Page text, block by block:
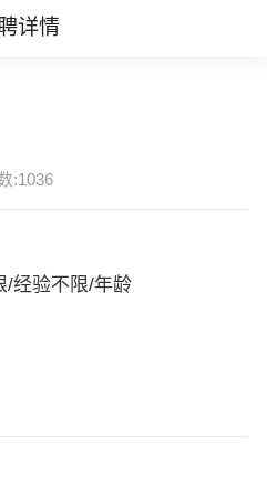
详情
:1036
/经验不限/年龄